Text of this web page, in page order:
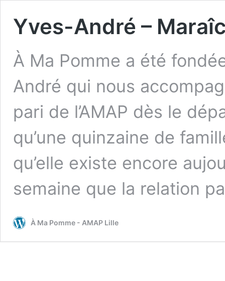
Yves-André –
À Ma Pomme a été
André qui nous
pari de l’AMAP dès le
qu’une quinzaine de
qu’elle existe encore
semaine que la relation
À Ma Pomme - AMAP Lille